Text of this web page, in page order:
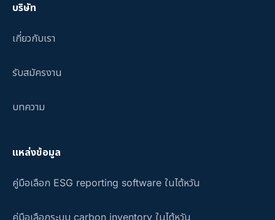
บริษัท
เกี่ยวกับเรา
รับสมัครงาน
บทความ
แหล่งข้อมูล
คู่มือเลือก ESG reporting software ในไต้หวัน
คู่มือเลือกระบบ carbon inventory ในไต้หวัน